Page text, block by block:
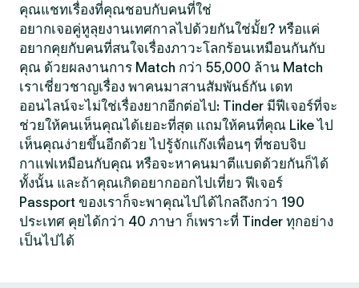
คุณแชทเรื่องที่คุณชอบกับคนที่ใช่
อยากเจอคู่หูลุยงานเทศกาลไปด้วยกันใช่มั้ย? หรือแค่
อยากคุยกับคนที่สนใจเรื่องภาวะโลกร้อนเหมือนกันกับ
คุณ ด้วยผลงานการ Match กว่า 55,000 ล้าน Match
เราเชี่ยวชาญเรื่อง พาคนมาสานสัมพันธ์กัน เดท
ออนไลน์จะไม่ใช่เรื่องยากอีกต่อไป: Tinder มีฟีเจอร์ที่จะ
ช่วยให้คนเห็นคุณได้เยอะที่สุด แถมให้คนที่คุณ Like ไป
เห็นคุณง่ายขึ้นอีกด้วย ไปรู้จักแก๊งเพื่อนๆ ที่ชอบจิบ
กาแฟเหมือนกับคุณ หรือจะหาคนมาตีแบดด้วยกันก็ได้
ทั้งนั้น และถ้าคุณเกิดอยากออกไปเที่ยว ฟีเจอร์
Passport ของเราก็จะพาคุณไปได้ไกลถึงกว่า 190
ประเทศ คุยได้กว่า 40 ภาษา ก็เพราะที่ Tinder ทุกอย่าง
เป็นไปได้